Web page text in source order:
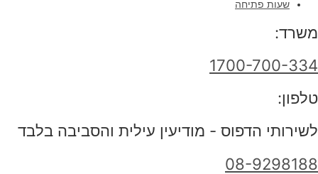
שעות פתיחה
משרד:
1700-700-334
טלפון:
לשירותי הדפוס - מודיעין עילית והסביבה בלבד
08-9298188